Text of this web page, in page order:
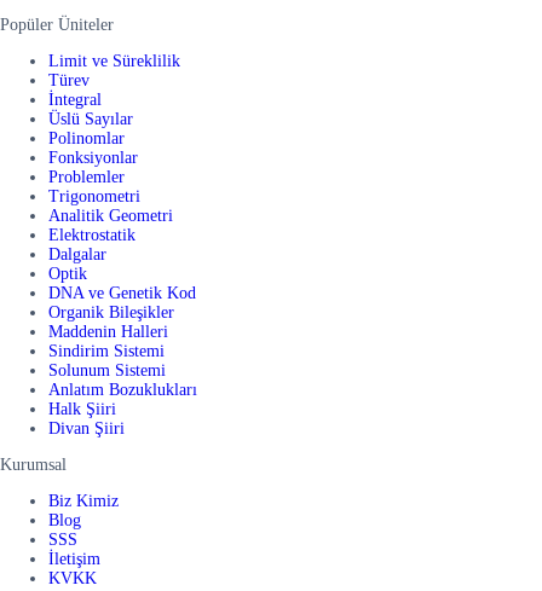
Popüler Üniteler
Limit ve Süreklilik
Türev
İntegral
Üslü Sayılar
Polinomlar
Fonksiyonlar
Problemler
Trigonometri
Analitik Geometri
Elektrostatik
Dalgalar
Optik
DNA ve Genetik Kod
Organik Bileşikler
Maddenin Halleri
Sindirim Sistemi
Solunum Sistemi
Anlatım Bozuklukları
Halk Şiiri
Divan Şiiri
Kurumsal
Biz Kimiz
Blog
SSS
İletişim
KVKK